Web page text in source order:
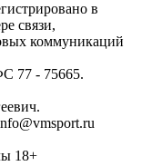
в
связи,
коммуникаций
77 - 75665.
18+